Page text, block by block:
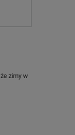
zimy w